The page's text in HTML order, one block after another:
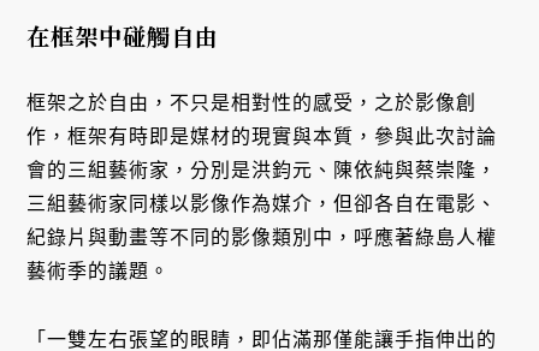
在框架中碰觸自由
框架之於自由，不只是相對性的感受，之於影像創
作，框架有時即是媒材的現實與本質，參與此次討論
會的三組藝術家，分別是洪鈞元、陳依純與蔡崇隆，
三組藝術家同樣以影像作為媒介，但卻各自在電影、
紀錄片與動畫等不同的影像類別中，呼應著綠島人權
藝術季的議題。
「一雙左右張望的眼睛，即佔滿那僅能讓手指伸出的